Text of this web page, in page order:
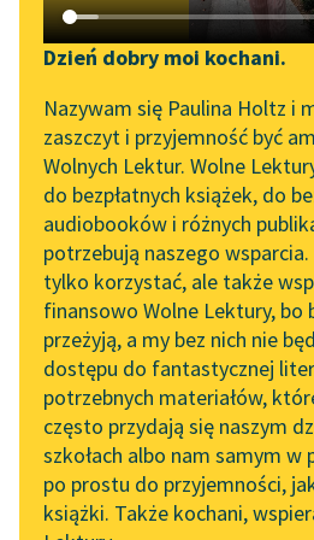
Katalog DAISY
Podkasty o książkach
Aktualności
„Prokurator Alicja Horn”
do słuchania
Byliśmy częścią AI Impact
Lab
Zapraszamy na spotkanie
online z tłumaczkami
literatury skandynawskiej
Spotkanie z Katarzyną
Tunkiel w Oslo
102. lata temu zmarł
Joseph Conrad
Dzień dobry moi kochani.
Nazywam się Paulina Holtz i
zaszczyt i przyjemność być
Wolnych Lektur. Wolne
do bezpłatnych książek, do
audiobooków i różnych
potrzebują naszego
tylko korzystać, ale także
finansowo Wolne Lektury, bo
przeżyją, a my bez nich nie
dostępu do fantastycznej
potrzebnych materiałów,
często przydają się naszym
szkołach albo nam samym w
po prostu do przyjemności,
książki. Także kochani,
Bo
Motyw: Seks